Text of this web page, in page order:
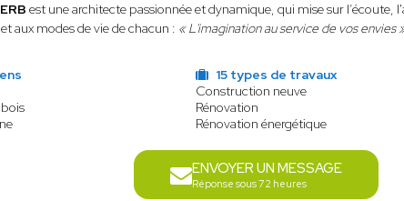
est une architecte passionnée et dynamique, qui mise sur l’écoute,
aux modes de vie de chacun : « L'imagination au service de vos envies
15 types de travaux
Construction neuve
Rénovation
Rénovation énergétique
ENVOYER UN MESSAGE
Réponse sous 72 heures